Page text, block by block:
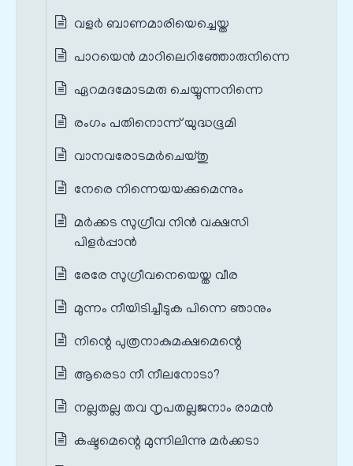
വളർ ബാണമാരിയെച്ചെയ്ത
പാറയെന്‍ മാറിലെറിഞ്ഞോരുനിന്നെ
ഏറമദമോടമരു ചെയ്യുന്നനിന്നെ
രംഗം പതിനൊന്ന് യുദ്ധഭൂമി
വാനവരോടമര്‍ചെയ്തു
നേരെ നിന്നെയയക്കുമെന്നും
മര്‍ക്കട സുഗ്രീവ നിൻ വക്ഷസി
പിളര്‍പ്പാൻ
രേരേ സുഗ്രീവനെയെയ്ത വീര
മുന്നം നീയിടിച്ചീടുക പിന്നെ ഞാനും
നിന്റെ പുത്രനാകുമക്ഷമെന്റെ
ആരെടാ നീ നീലനോടാ?
നല്ലതല്ല തവ നൃപതല്ലജനാം രാമന്‍
കഷ്ടമെന്റെ മുന്നിലിന്നു മര്‍ക്കടാ